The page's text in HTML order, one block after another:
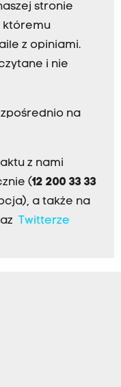
stronie
któremu
z opiniami.
i nie
na
z nami
(12 200 33 33
a także na
Twitterze